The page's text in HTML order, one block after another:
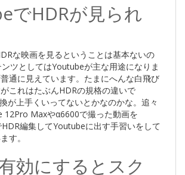
でHDRが見られ
な映画を見るということは基本ないの
ツとしてはYoutubeが主な用途になりま
通に見えています。たまにへんな白飛び
これはたぶんHDRの規格の違いで
が上手くいってないとかなのかな。追々
12Pro Maxやα6600で撮った動画を
編集してYoutubeに出す手習いをして
す。
効にするとスク